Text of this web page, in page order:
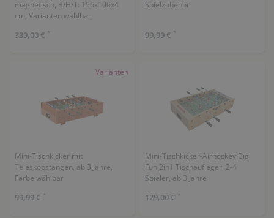
magnetisch, B/H/T: 156x106x4
cm, Varianten wählbar
339,00 € *
Spielzubehör
99,99 € *
Varianten
Mini-Tischkicker mit
Teleskopstangen, ab 3 Jahre,
Farbe wählbar
99,99 € *
Mini-Tischkicker-Airhockey Big
Fun 2in1 Tischaufleger, 2-4
Spieler, ab 3 Jahre
129,00 € *